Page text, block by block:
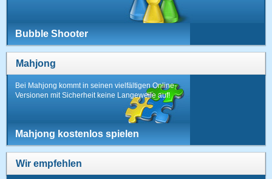
Bubble Shooter
Mahjong
Bei Mahjong kommt in seinen vielfältigen Online-
Versionen mit Sicherheit keine Langeweile auf!
Mahjong kostenlos spielen
Wir empfehlen